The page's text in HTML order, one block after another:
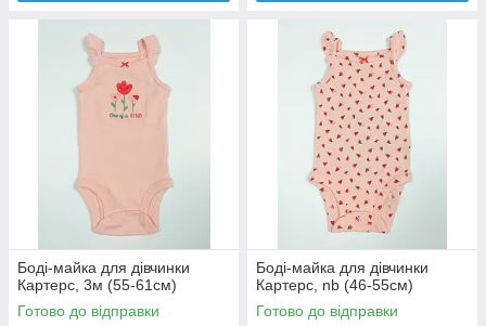
Боді-майка для дівчинки
Картерс, 3м (55-61см)
Готово до відправки
Боді-майка для дівчинки
Картерс, nb (46-55см)
Готово до відправки